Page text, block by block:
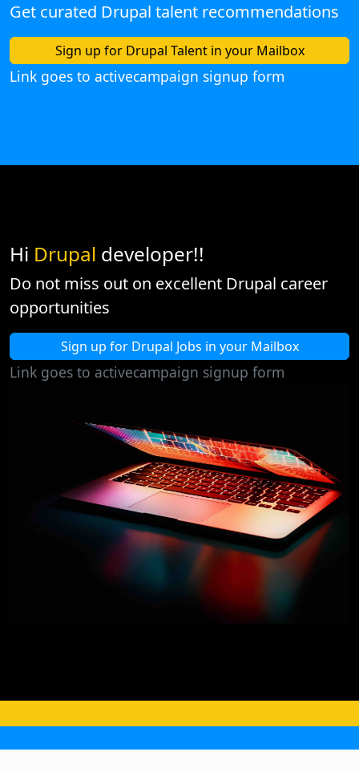
Get curated Drupal talent recommendations
Sign up for Drupal Talent in your Mailbox
Link goes to activecampaign signup form
Hi Drupal developer!!
Do not miss out on excellent Drupal career
opportunities
Sign up for Drupal Jobs in your Mailbox
Link goes to activecampaign signup form